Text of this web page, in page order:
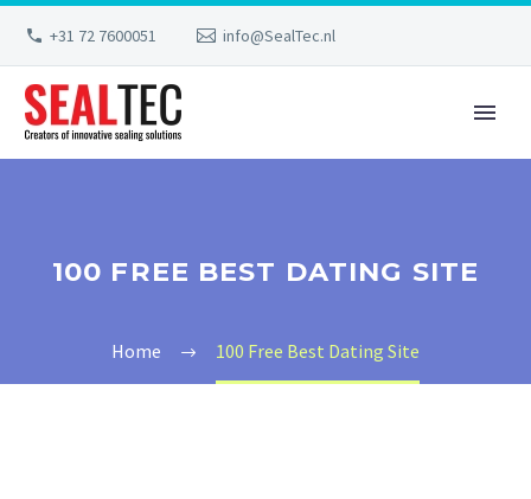
+31 72 7600051 info@SealTec.nl
100 FREE BEST DATING SITE
Home 100 Free Best Dating Site